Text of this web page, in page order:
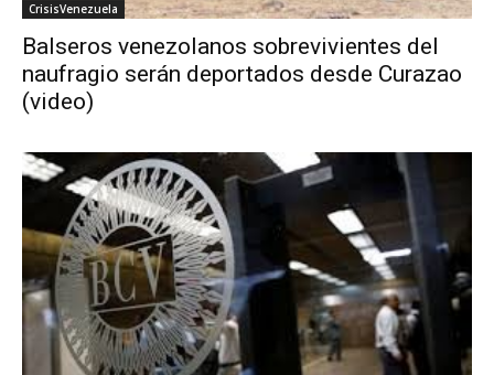
CrisisVenezuela
Balseros venezolanos sobrevivientes del
naufragio serán deportados desde Curazao
(video)